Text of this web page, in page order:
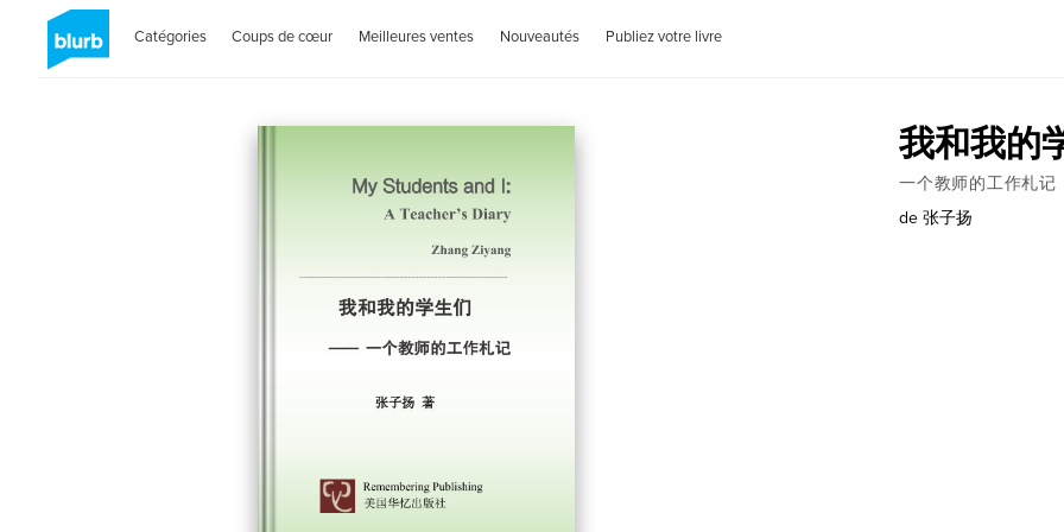
Catégories Coups de cœur Meilleures ventes Nouveautés Publiez votre livre
我和我的
一个教师的工作札记
de 张子扬